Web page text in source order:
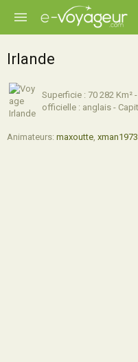
Irlande
Superficie : 70 282 Km²
officielle : anglais -
Animateurs: maxoutte, xman1973